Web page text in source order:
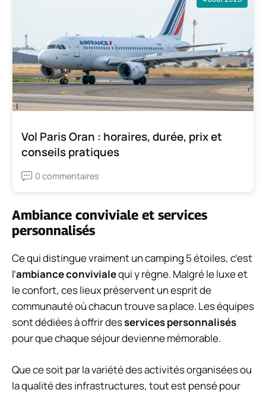
Vol Paris Oran : horaires, durée, prix et
conseils pratiques
0 commentaires
Ambiance conviviale et services
personnalisés
Ce qui distingue vraiment un camping 5 étoiles, c’est
l’ambiance convivialequi y règne. Malgré le luxe et
le confort, ces lieux préservent un esprit de
communauté où chacun trouve sa place. Les équipes
sont dédiées à offrir desservices personnalisés
pour que chaque séjour devienne mémorable.
Que ce soit par la variété des activités organisées ou
la qualité des infrastructures, tout est pensé pour